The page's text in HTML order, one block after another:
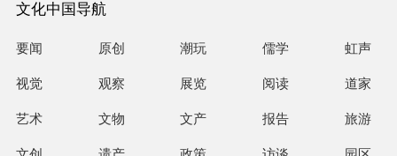
文化中国导航
要闻 原创 潮玩 儒学 虹声
视觉 观察 展览 阅读 道家
艺术 文物 文产 报告 旅游